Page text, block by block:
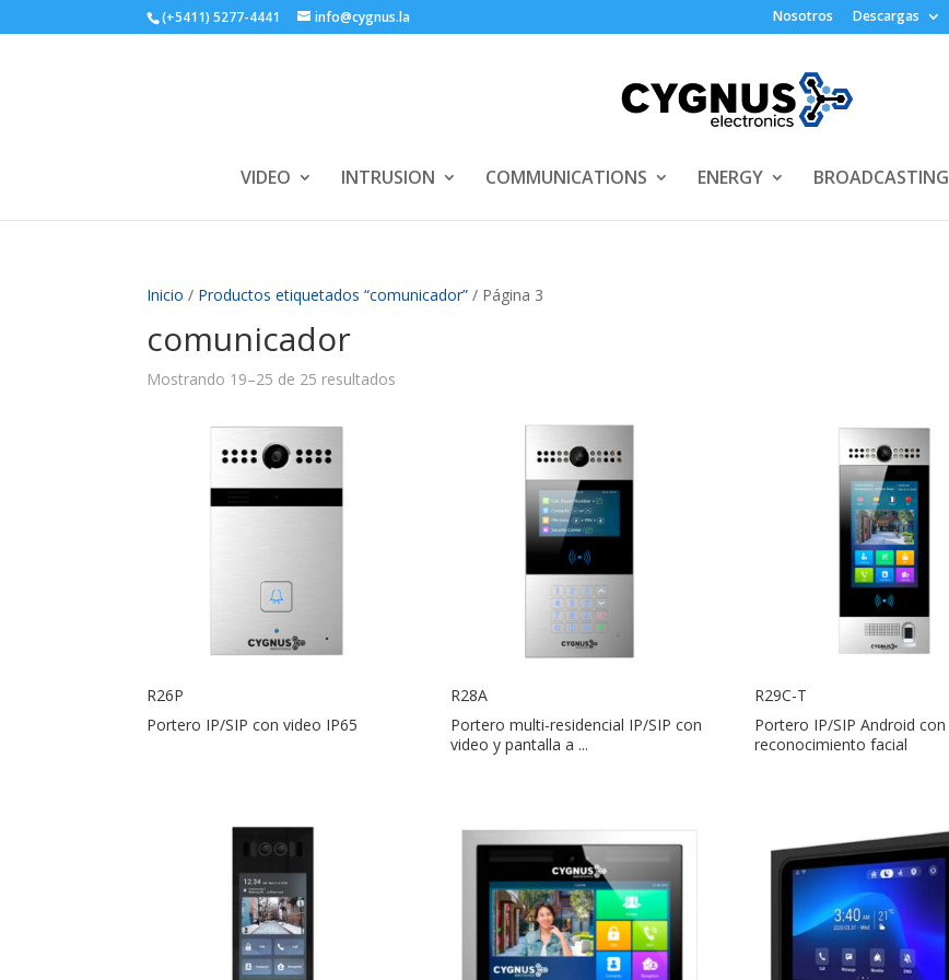
(+5411) 5277-4441 info@cygnus.la Nosotros Descargas
VIDEO INTRUSION COMMUNICATIONS ENERGY BROADCASTING
Inicio / Productos etiquetados “comunicador” / Página 3
comunicador
Mostrando 19–25 de 25 resultados
R26P
Portero IP/SIP con video IP65
R28A
Portero multi-residencial IP/SIP con
video y pantalla a ...
R29C-T
Portero IP/SIP Android con
reconocimiento facial